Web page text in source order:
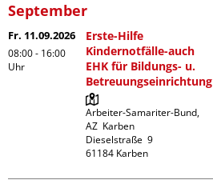
September
Fr. 11.09.2026
08:00 - 16:00
Uhr
Erste-Hilfe
Kindernotfälle-auch
EHK für Bildungs- u.
Betreuungseinrichtung
Arbeiter-Samariter-Bund,
AZ  Karben
Dieselstraße  9